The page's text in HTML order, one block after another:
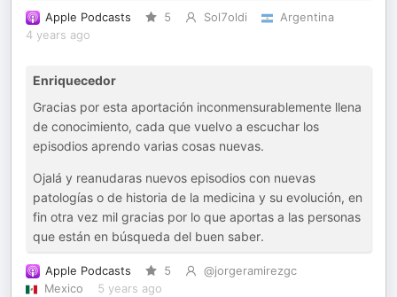
Apple Podcasts 5 Sol7oldi
Argentina
4 years ago
Enriquecedor
Gracias por esta aportación inconmensurablemente llena
de conocimiento, cada que vuelvo a escuchar los
episodios aprendo varias cosas nuevas.
Ojalá y reanudaras nuevos episodios con nuevas
patologías o de historia de la medicina y su evolución, en
fin otra vez mil gracias por lo que aportas a las personas
que están en búsqueda del buen saber.
Apple Podcasts 5
@jorgeramirezgc
Mexico
5 years ago